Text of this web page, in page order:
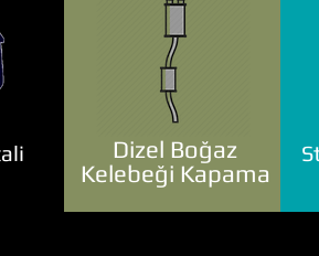
Dizel Boğaz
Kelebeği Kapama